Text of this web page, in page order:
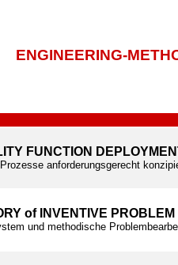
ENGINEERING-
FUNCTION
anforderungsgerecht
of INVENTIVE PROBLEM
und methodische